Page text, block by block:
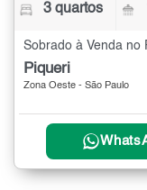
3 quartos
Sobrado à Venda no
Piqueri
Zona Oeste - São Paulo